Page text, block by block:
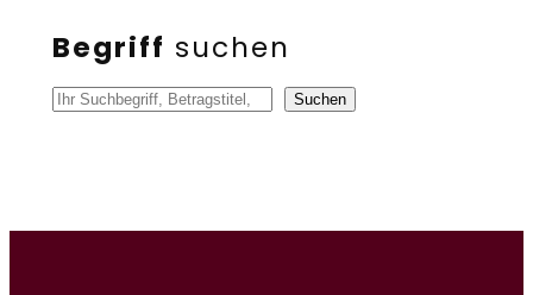
Begriff suchen
S
n
Suchen